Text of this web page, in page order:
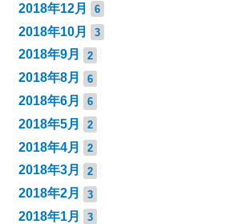
2018年12月 6
2018年10月 3
2018年9月 2
2018年8月 6
2018年6月 6
2018年5月 2
2018年4月 2
2018年3月 2
2018年2月 3
2018年1月 3